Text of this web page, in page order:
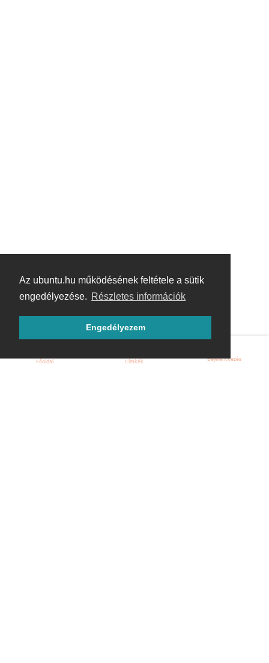
Az ubuntu.hu működésének feltétele a sütik
engedélyezése. Részletes információk
Engedélyezem
Főoldal Címkék Bejelentkezés